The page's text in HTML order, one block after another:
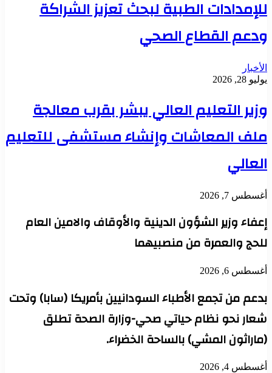
للإمدادات الطبية لبحث تعزيز الشراكة
ودعم القطاع الصحي
الأخبار
يوليو 28, 2026
وزير التعليم العالي يبشر بقرب معالجة
ملف المعاشات وإنشاء مستشفى للتعليم
العالي
أغسطس 7, 2026
إعفاء وزير الشؤون الدينية والأوقاف والامين العام
للحج والعمرة من منصبيهما
أغسطس 6, 2026
بدعم من تجمع الأطباء السودانيين بأمريكا (سابا) وتحت
شعار نحو نظام حياتي صحي-وزارة الصحة تطلق
(ماراثون المشي) بالساحة الخضراء.
أغسطس 4, 2026